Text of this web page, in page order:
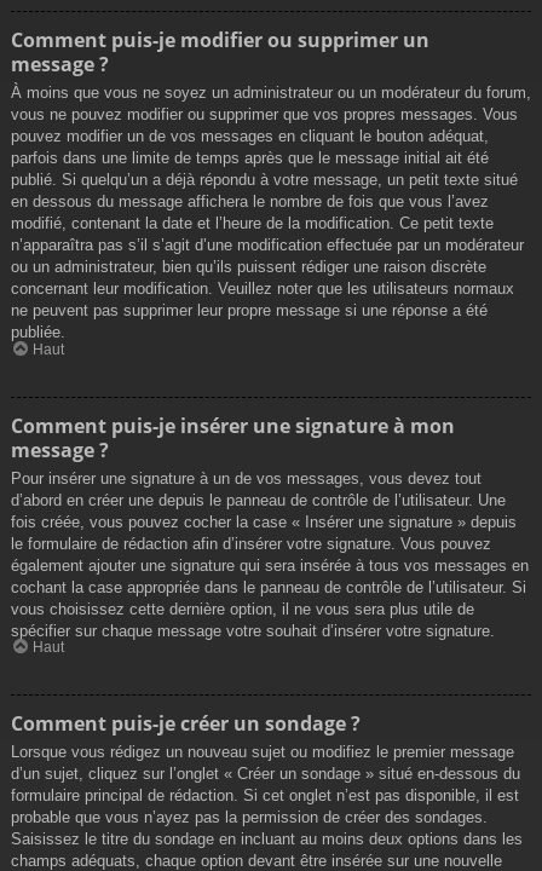
Comment puis-je modifier ou supprimer un
message ?
À moins que vous ne soyez un administrateur ou un modérateur du forum,
vous ne pouvez modifier ou supprimer que vos propres messages. Vous
pouvez modifier un de vos messages en cliquant le bouton adéquat,
parfois dans une limite de temps après que le message initial ait été
publié. Si quelqu’un a déjà répondu à votre message, un petit texte situé
en dessous du message affichera le nombre de fois que vous l’avez
modifié, contenant la date et l’heure de la modification. Ce petit texte
n’apparaîtra pas s’il s’agit d’une modification effectuée par un modérateur
ou un administrateur, bien qu’ils puissent rédiger une raison discrète
concernant leur modification. Veuillez noter que les utilisateurs normaux
ne peuvent pas supprimer leur propre message si une réponse a été
publiée.
Haut
Comment puis-je insérer une signature à mon
message ?
Pour insérer une signature à un de vos messages, vous devez tout
d’abord en créer une depuis le panneau de contrôle de l’utilisateur. Une
fois créée, vous pouvez cocher la case « Insérer une signature » depuis
le formulaire de rédaction afin d’insérer votre signature. Vous pouvez
également ajouter une signature qui sera insérée à tous vos messages en
cochant la case appropriée dans le panneau de contrôle de l’utilisateur. Si
vous choisissez cette dernière option, il ne vous sera plus utile de
spécifier sur chaque message votre souhait d’insérer votre signature.
Haut
Comment puis-je créer un sondage ?
Lorsque vous rédigez un nouveau sujet ou modifiez le premier message
d’un sujet, cliquez sur l’onglet « Créer un sondage » situé en-dessous du
formulaire principal de rédaction. Si cet onglet n’est pas disponible, il est
probable que vous n’ayez pas la permission de créer des sondages.
Saisissez le titre du sondage en incluant au moins deux options dans les
champs adéquats, chaque option devant être insérée sur une nouvelle